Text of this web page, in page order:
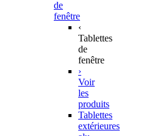
de
fenêtre
‹
Tablettes
de
fenêtre
›
Voir
les
produits
Tablettes
extérieures